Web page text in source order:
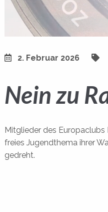
Mitglieder des Europaclubs
freies Jugendthema ihrer
gedreht.
2. Februar 2026
Nein zu